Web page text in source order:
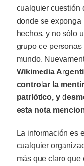
cualquier cuestión
donde se exponga
hechos, y no sólo
grupo de personas
mundo.
Wikimedia
controlar la
patriótico, y
esta nota
La información es
cualquier
más que claro que